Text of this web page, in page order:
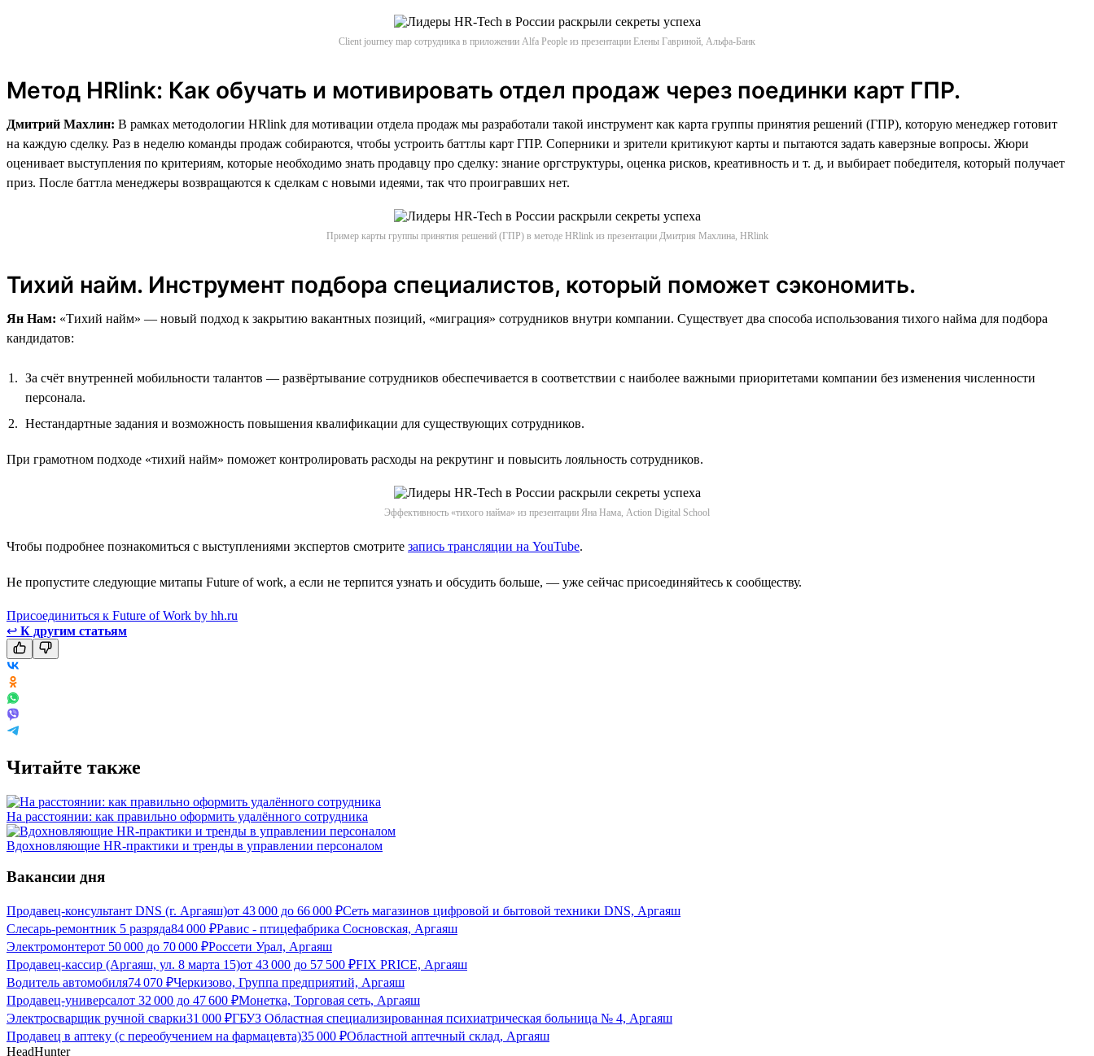
Client journey map сотрудника в приложении Alfa People из презентации Елены Гавриной, Альфа-Банк
Метод HRlink: Как обучать и мотивировать отдел продаж через поединки карт ГПР.
Дмитрий Махлин: В рамках методологии HRlink для мотивации отдела продаж мы разработали такой инструмент как карта группы принятия решений (ГПР), которую менеджер готовит
на каждую сделку. Раз в неделю команды продаж собираются, чтобы устроить баттлы карт ГПР. Соперники и зрители критикуют карты и пытаются задать каверзные вопросы. Жюри
оценивает выступления по критериям, которые необходимо знать продавцу про сделку: знание оргструктуры, оценка рисков, креативность и т. д, и выбирает победителя, который получает
приз. После баттла менеджеры возвращаются к сделкам с новыми идеями, так что проигравших нет.
Пример карты группы принятия решений (ГПР) в методе HRlink из презентации Дмитрия Махлина, HRlink
Тихий найм. Инструмент подбора специалистов, который поможет сэкономить.
Ян Нам: «Тихий найм» — новый подход к закрытию вакантных позиций, «миграция» сотрудников внутри компании. Существует два способа использования тихого найма для подбора
кандидатов:
За счёт внутренней мобильности талантов — развёртывание сотрудников обеспечивается в соответствии с наиболее важными приоритетами компании без изменения численности
персонала.
Нестандартные задания и возможность повышения квалификации для существующих сотрудников.
При грамотном подходе «тихий найм» поможет контролировать расходы на рекрутинг и повысить лояльность сотрудников.
Эффективность «тихого найма» из презентации Яна Нама, Action Digital School
Чтобы подробнее познакомиться с выступлениями экспертов смотрите запись трансляции на YouTube.
Не пропустите следующие митапы Future of work, а если не терпится узнать и обсудить больше, — уже сейчас присоединяйтесь к сообществу.
Присоединиться к Future of Work by hh.ru
↩ К другим статьям
Читайте также
На расстоянии: как правильно оформить удалённого сотрудника
Вдохновляющие HR-практики и тренды в управлении персоналом
Вакансии дня
Продавец-консультант DNS (г. Аргаяш)от 43 000 до 66 000 ₽Сеть магазинов цифровой и бытовой техники DNS, Аргаяш
Слесарь-ремонтник 5 разряда84 000 ₽Равис - птицефабрика Сосновская, Аргаяш
Электромонтерот 50 000 до 70 000 ₽Россети Урал, Аргаяш
Продавец-кассир (Аргаяш, ул. 8 марта 15)от 43 000 до 57 500 ₽FIX PRICE, Аргаяш
Водитель автомобиля74 070 ₽Черкизово, Группа предприятий, Аргаяш
Продавец-универсалот 32 000 до 47 600 ₽Монетка, Торговая сеть, Аргаяш
Электросварщик ручной сварки31 000 ₽ГБУЗ Областная специализированная психиатрическая больница № 4, Аргаяш
Продавец в аптеку (с переобучением на фармацевта)35 000 ₽Областной аптечный склад, Аргаяш
HeadHunter